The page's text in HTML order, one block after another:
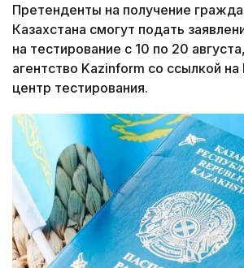
Претенденты на получение
Казахстана смогут подать
на тестирование с 10 по 20
агентство Kazinform со ссылкой
центр тестирования.